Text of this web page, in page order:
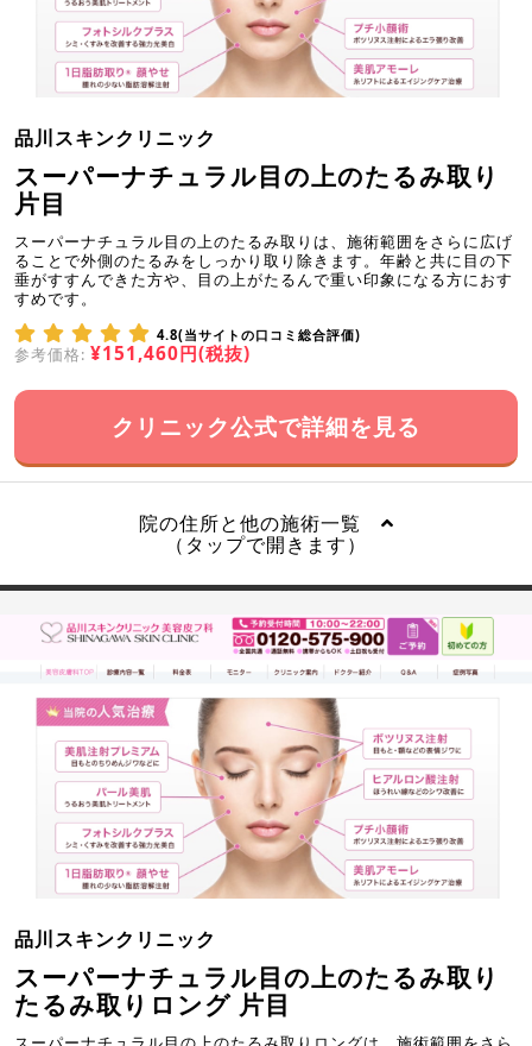
品川スキンクリニック
スーパーナチュラル目の上のたるみ取り
片目
スーパーナチュラル目の上のたるみ取りは、施術範囲をさらに広げ
ることで外側のたるみをしっかり取り除きます。年齢と共に目の下
垂がすすんできた方や、目の上がたるんで重い印象になる方におす
すめです。
4.8(当サイトの口コミ総合評価)
参考価格: ¥151,460円(税抜)
クリニック公式で詳細を見る
院の住所と他の施術一覧
（タップで開きます）
品川スキンクリニック
スーパーナチュラル目の上のたるみ取り
たるみ取りロング 片目